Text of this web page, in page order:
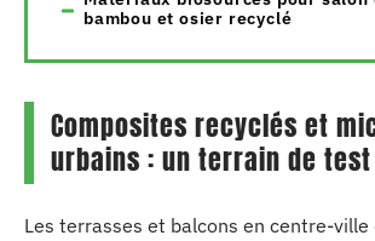
bambou et osier recyclé
Composites recyclés et
urbains : un terrain de
Les terrasses et balcons en centre-ville